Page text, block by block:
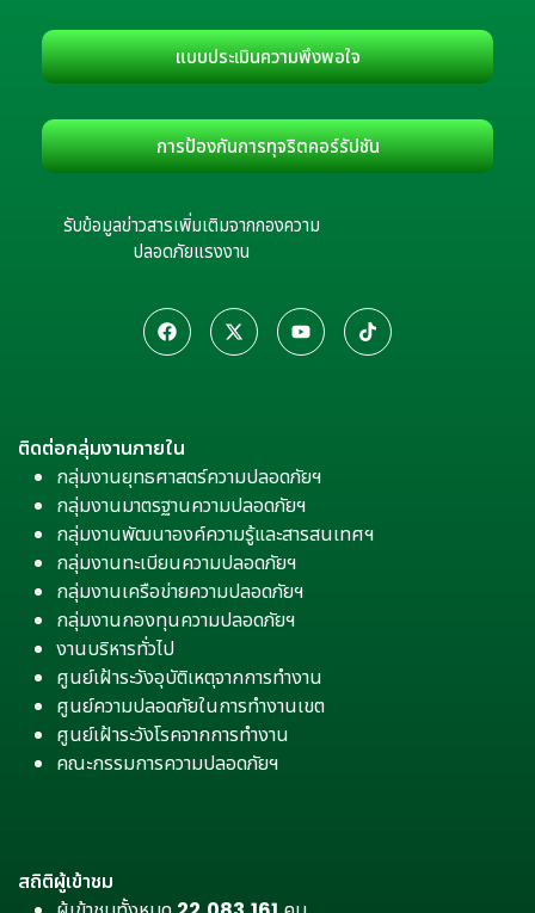
แบบประเมินความพึงพอใจ
การป้องกันการทุจริตคอร์รัปชัน
รับข้อมูลข่าวสารเพิ่มเติมจากกองความ
ปลอดภัยแรงงาน
ติดต่อกลุ่มงานภายใน
กลุ่มงานยุทธศาสตร์ความปลอดภัยฯ
กลุ่มงานมาตรฐานความปลอดภัยฯ
กลุ่มงานพัฒนาองค์ความรู้และสารสนเทศฯ
กลุ่มงานทะเบียนความปลอดภัยฯ
กลุ่มงานเครือข่ายความปลอดภัยฯ
กลุ่มงานกองทุนความปลอดภัยฯ
งานบริหารทั่วไป
ศูนย์เฝ้าระวังอุบัติเหตุจากการทำงาน
ศูนย์ความปลอดภัยในการทำงานเขต
ศูนย์เฝ้าระวังโรคจากการทำงาน
คณะกรรมการความปลอดภัยฯ
สถิติผู้เข้าชม